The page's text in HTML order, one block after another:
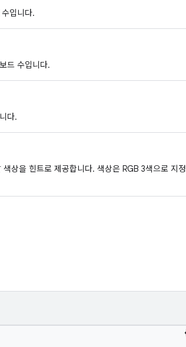
입니다.
드 수입니다.
다.
상을 힌트로 제공합니다. 색상은 RGB 3색으로 지정